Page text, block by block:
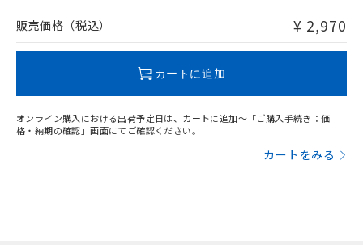
問い合わせください。
販売価格（税込） ¥ 2,970
カートに追加
オンライン購入における出荷予定日は、カートに追加～「ご購入手続き：価
格・納期の確認」画面にてご確認ください。
カートをみる